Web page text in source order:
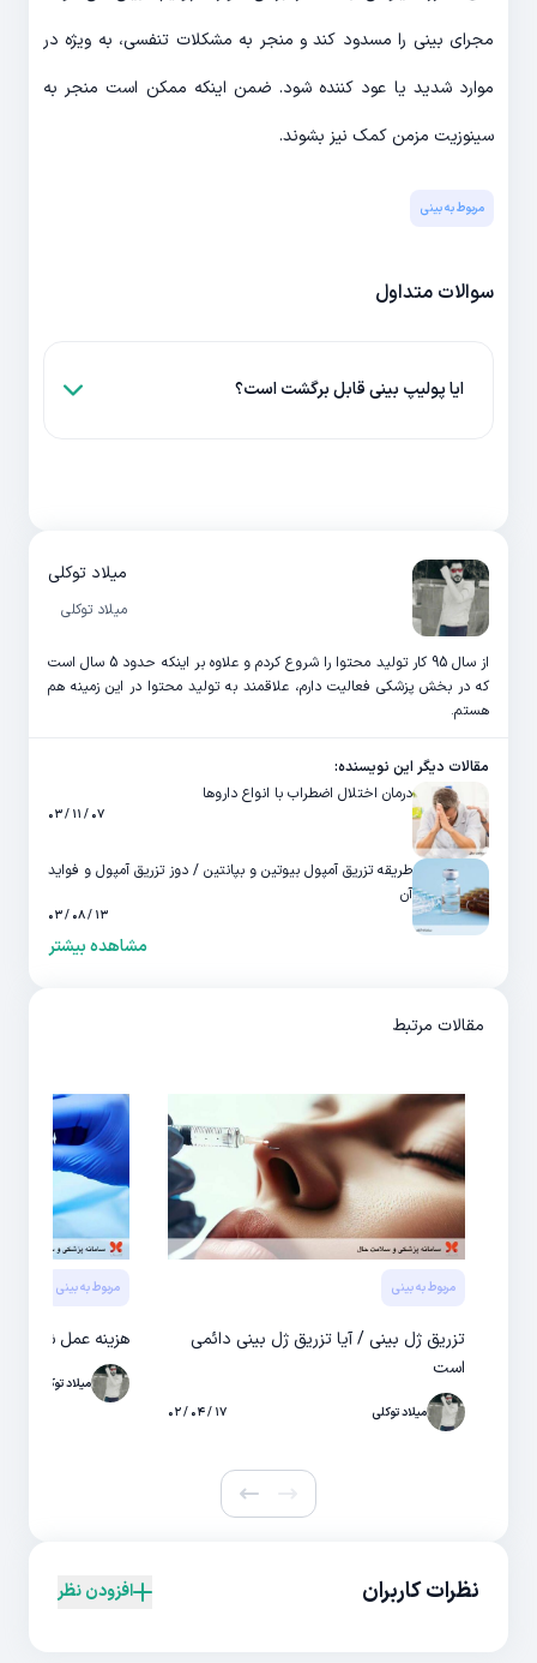
مجرای بینی را مسدود کند و منجر به مشکلات تنفسی، به ویژه در
موارد شدید یا عود کننده شود. ضمن اینکه ممکن است منجر به
سینوزیت مزمن کمک نیز بشوند.
مربوط به بینی
سوالات متداول
ایا پولیپ بینی قابل برگشت است؟
میلاد توکلی
میلاد توکلی
از سال 95 کار تولید محتوا را شروع کردم و علاوه بر اینکه حدود 5 سال است
که در بخش پزشکی فعالیت دارم، علاقمند به تولید محتوا در این زمینه هم
هستم.
مقالات دیگر این نویسنده:
درمان اختلال اضطراب با انواع داروها
۰۷ / ۱۱ / ۰۳
طریقه تزریق آمپول بیوتین و بپانتین / دوز تزریق آمپول و فواید
آن
۱۳ / ۰۸ / ۰۳
مشاهده بیشتر
مقالات مرتبط
مربوط به بینی
تزریق ژل بینی / آیا تزریق ژل بینی دائمی
است
میلاد توکلی ۱۷ / ۰۴ / ۰۲
مربوط به بینی
هزینه عمل
میلاد توکلی
نظرات کاربران افزودن نظر